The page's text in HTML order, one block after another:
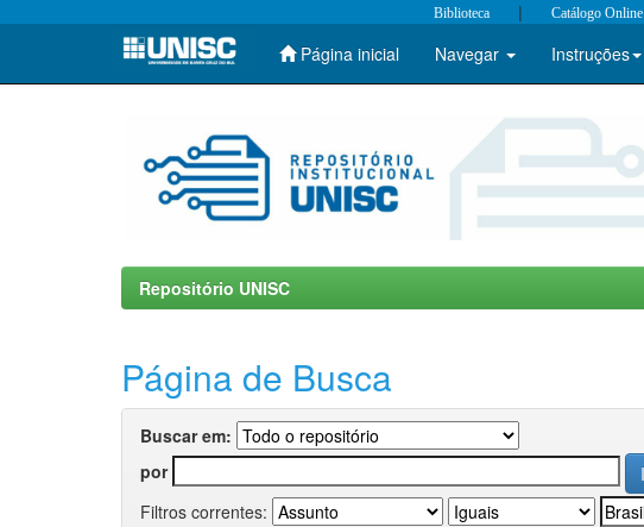
Skip
Biblioteca | Catálogo Online
Página inicial Navegar Instruções
Repositório UNISC
Página de Busca
Buscar em:
por
Filtros correntes: